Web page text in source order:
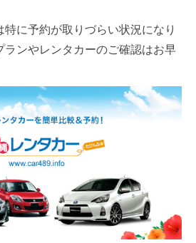
に予約が取りづらい状況になり
ランやレンタカーのご確認はお早